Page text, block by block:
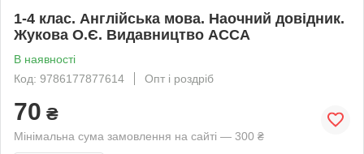
1-4 клас. Англійська мова. Наочний довідник.
Жукова О.Є. Видавництво АССА
В наявності
Код: 9786177877614
Опт і роздріб
70 ₴
Мінімальна сума замовлення на сайті — 300 ₴